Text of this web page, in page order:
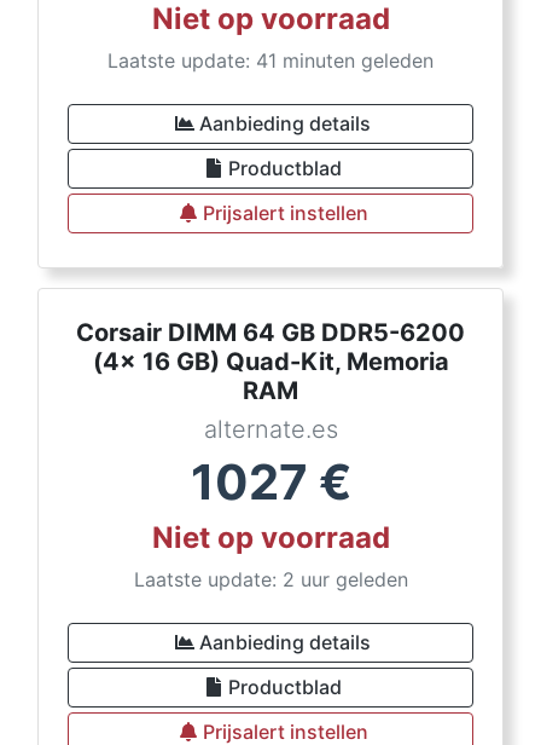
Niet op voorraad
Laatste update: 41 minuten geleden
Aanbieding details
Productblad
Prijsalert instellen
Corsair DIMM 64 GB DDR5-6200
(4x 16 GB) Quad-Kit, Memoria
RAM
alternate.es
1027 €
Niet op voorraad
Laatste update: 2 uur geleden
Aanbieding details
Productblad
Prijsalert instellen